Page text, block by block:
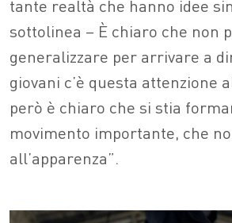
tante realtà che hanno idee
sottolinea – È chiaro che non
generalizzare per arrivare a
giovani c’è questa attenzione
però è chiaro che si stia
movimento importante, che
all’apparenza”.